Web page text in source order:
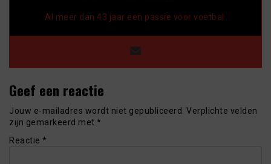
Al meer dan 43 jaar een passie voor voetbal.
Geef een reactie
Jouw e-mailadres wordt niet gepubliceerd. Verplichte velden
zijn gemarkeerd met *
Reactie *